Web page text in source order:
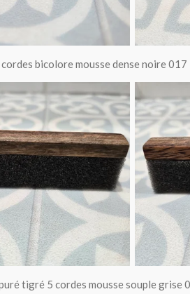
bicolore mousse dense noire 017
tigré 5 cordes mousse souple grise